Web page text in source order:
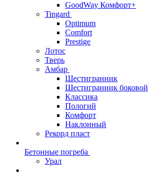
GoodWay Комфорт+
Tingard
Optimum
Comfort
Prestige
Лотос
Тверь
Амбар
Шестигранник
Шестигранник боковой
Классика
Пологий
Комфорт
Наклонный
Рекорд пласт
Бетонные погреба
Урал